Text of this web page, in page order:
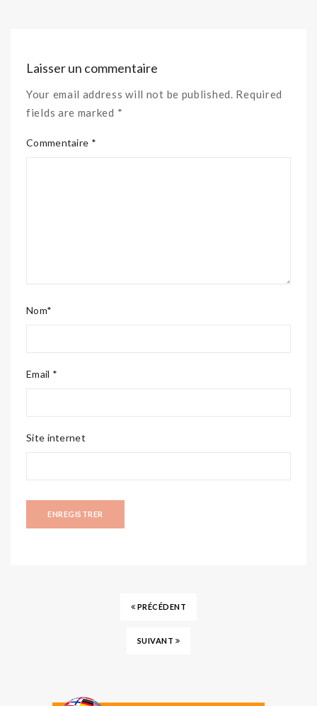
Laisser un commentaire
Your email address will not be published. Required
fields are marked *
Commentaire *
Nom*
Email *
Site internet
PRÉCÉDENT
SUIVANT